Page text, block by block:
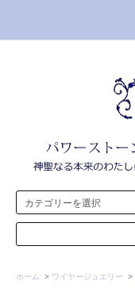
ホーム > ワイヤージュエリー >